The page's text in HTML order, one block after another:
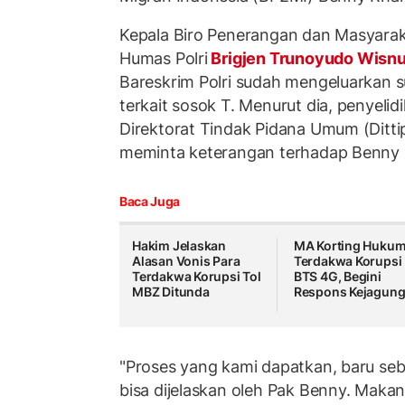
Kepala Biro Penerangan dan
Humas PolriBrigjen Trunoyudo
Bareskrim Polri sudah mengeluarkan
terkait sosok T. Menurut dia,
Direktorat Tindak Pidana Umum
meminta keterangan terhadap
Baca Juga
Hakim Jelaskan
Alasan Vonis Para
Terdakwa Korupsi Tol
MBZ Ditunda
MA Korting
Terdakwa Korupsi
BTS 4G, Begini
Respons Kejagung
"Proses yang kami dapatkan, baru
bisa dijelaskan oleh Pak Benny.